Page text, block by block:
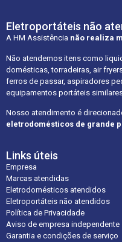
Eletroportáteis não
A HM Assistência não realiza
Não atendemos itens como
domésticas, torradeiras, air
ferros de passar, aspiradores
equipamentos portáteis
Nosso atendimento é
eletrodomésticos de grande
Links úteis
Empresa
Marcas atendidas
Eletrodomésticos atendidos
Eletroportáteis não atendidos
Política de Privacidade
Aviso de empresa independente
Garantia e condições de serviço